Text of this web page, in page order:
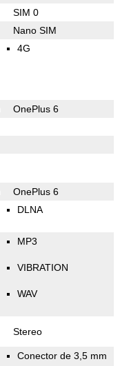
SIM 0
Nano SIM
4G
OnePlus 6
OnePlus 6
DLNA
MP3
VIBRATION
WAV
Stereo
Conector de 3,5 mm